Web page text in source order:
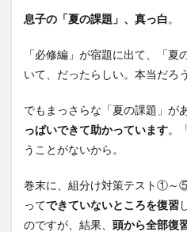
息子の「夏の課題」、真っ白 。
「必修編」が宿題に出て、「
いて、だったらしい。本当だろう
でもまっさらな「夏の課題」が
っぱいできて助かっています。
うことがないから。
巻末に、組分け対策テスト①～
ってできていないところを復習
のですが、結果、 頭から全部復